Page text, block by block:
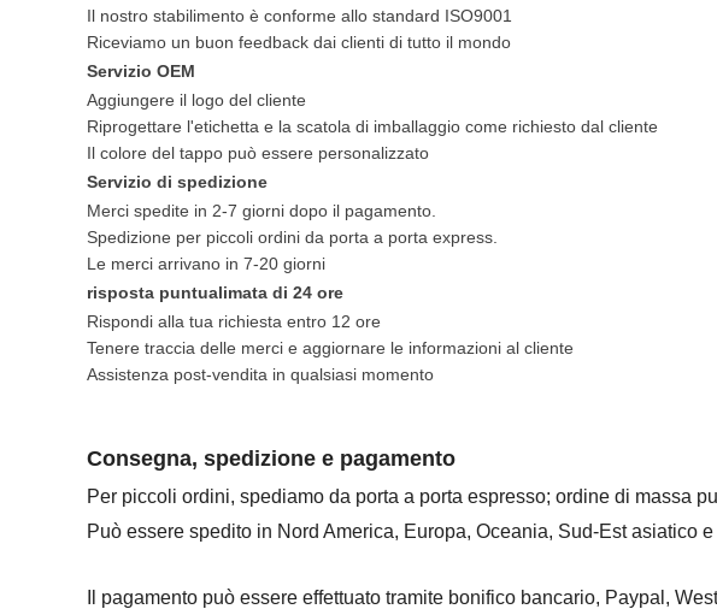
Il nostro stabilimento è conforme allo standard ISO9001
Riceviamo un buon feedback dai clienti di tutto il mondo
Servizio OEM
Aggiungere il logo del cliente
Riprogettare l'etichetta e la scatola di imballaggio come richiesto dal cliente
Il colore del tappo può essere personalizzato
Servizio di spedizione
Merci spedite in 2-7 giorni dopo il pagamento.
Spedizione per piccoli ordini da porta a porta express.
Le merci arrivano in 7-20 giorni
risposta puntualimata di 24 ore
Rispondi alla tua richiesta entro 12 ore
Tenere traccia delle merci e aggiornare le informazioni al cliente
Assistenza post-vendita in qualsiasi momento
Consegna, spedizione e pagamento
Per piccoli ordini, spediamo da porta a porta espresso; ordine di massa
Può essere spedito in Nord America, Europa, Oceania, Sud-Est asiatico
Il pagamento può essere effettuato tramite bonifico bancario, Paypal,